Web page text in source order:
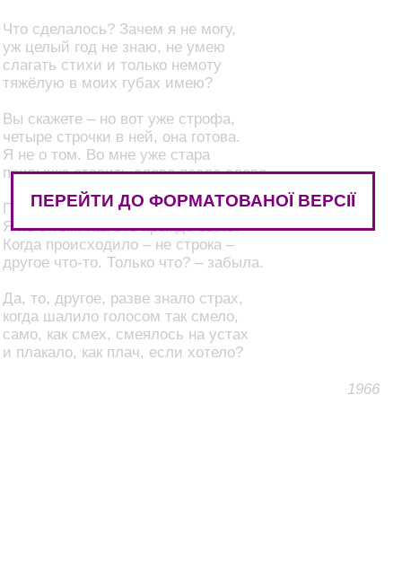
Что сделалось? Зачем я не могу,
уж целый год не знаю, не умею
слагать стихи и только немоту
тяжёлую в моих губах имею?
Вы скажете – но вот уже строфа,
четыре строчки в ней, она готова.
Я не о том. Во мне уже стара
привычка ставить слово после слова.
Порядок этот ведает рука.
Я не о том. Как это прежде было?
Когда происходило – не строка –
другое что-то. Только что? – забыла.
Да, то, другое, разве знало страх,
когда шалило голосом так смело,
само, как смех, смеялось на устах
и плакало, как плач, если хотело?
1966
ПЕРЕЙТИ ДО ФОРМАТОВАНОЇ ВЕРСІЇ